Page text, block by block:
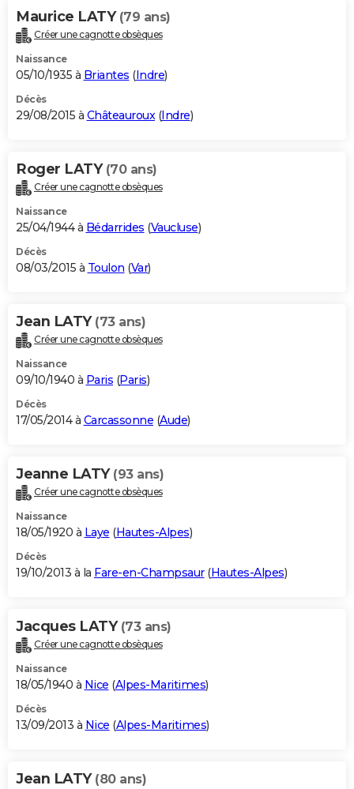
Maurice LATY (79 ans)
Créer une cagnotte obsèques
Naissance
05/10/1935 à Briantes (Indre)
Décès
29/08/2015 à Châteauroux(Indre)
Roger LATY (70 ans)
Créer une cagnotte obsèques
Naissance
25/04/1944 à Bédarrides (Vaucluse)
Décès
08/03/2015 à Toulon (Var)
Jean LATY (73 ans)
Créer une cagnotte obsèques
Naissance
09/10/1940 à Paris (Paris)
Décès
17/05/2014 à Carcassonne (Aude)
Jeanne LATY (93 ans)
Créer une cagnotte obsèques
Naissance
18/05/1920 à Laye (Hautes-Alpes)
Décès
19/10/2013 à la Fare-en-Champsaur(Hautes-Alpes)
Jacques LATY (73 ans)
Créer une cagnotte obsèques
Naissance
18/05/1940 à Nice (Alpes-Maritimes)
Décès
13/09/2013 à Nice (Alpes-Maritimes)
Jean LATY (80 ans)